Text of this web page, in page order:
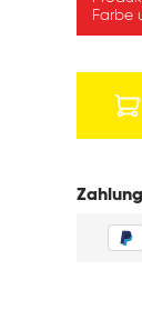
Farbe